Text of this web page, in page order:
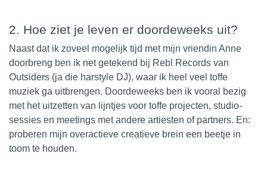
2.⁠ ⁠Hoe ziet je leven er doordeweeks uit?
Naast dat ik zoveel mogelijk tijd met mijn vriendin Anne
doorbreng ben ik net getekend bij Rebl Records van
Outsiders (ja die harstyle DJ), waar ik heel veel toffe
muziek ga uitbrengen. Doordeweeks ben ik vooral bezig
met het uitzetten van lijntjes voor toffe projecten, studio-
sessies en meetings met andere artiesten of partners. En:
proberen mijn overactieve creatieve brein een beetje in
toom te houden.